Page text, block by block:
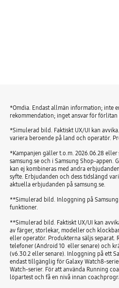
*Omdia. Endast allmän information; inte
rekommendation; inget ansvar för förlitan
*Simulerad bild. Faktiskt UX/UI kan
variera beroende på land och operatör.
*Kampanjen gäller t.o.m. 2026.06.28
samsung.se och i Samsung Shop-appen.
kan ej kombineras med andra
syfte. Erbjudanden och dess tidslängd
aktuella erbjudanden på samsung.se.
**Simulerad bild. Inloggning på
funktioner.
**Simulerad bild. Faktiskt UX/UI kan
av färger, storlekar, modeller och
eller operatör. Produkterna säljs separat.
telefoner (Android 10 eller senare) och
(v6.30.2 eller senare). Inloggning på ett
endast tillgänglig för Galaxy Watch8-
Watch-serier. För att använda Running
löpartest och få en nivå innan